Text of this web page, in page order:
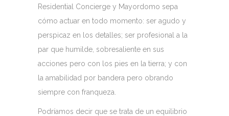
Residential Concierge y Mayordomo sepa
cómo actuar en todo momento: ser agudo y
perspicaz en los detalles; ser profesional a la
par que humilde, sobresaliente en sus
acciones pero con los pies en la tierra; y con
la amabilidad por bandera pero obrando
siempre con franqueza.
Podríamos decir que se trata de un equilibrio